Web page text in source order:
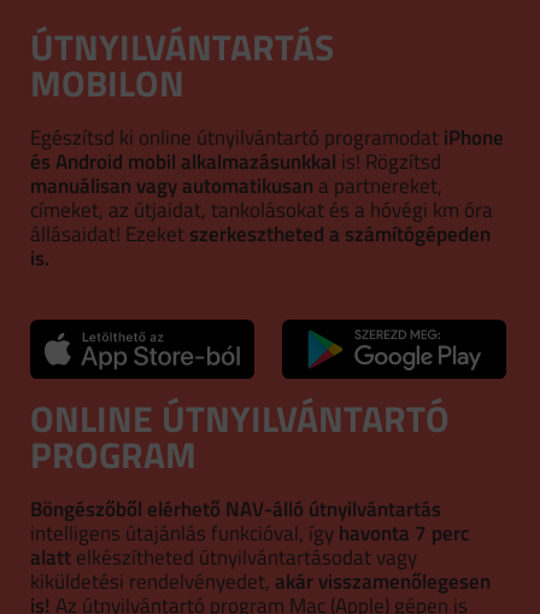
ÚTNYILVÁNTARTÁS
MOBILON
Egészítsd ki online útnyilvántartó programodatiPhone
és Android mobil alkalmazásunkkal is! Rögzítsd
manuálisan vagy automatikusan a partnereket,
címeket, az útjaidat, tankolásokat és a hóvégi km óra
állásaidat! Ezeketszerkesztheted a számítógépeden
is.
ONLINE ÚTNYILVÁNTARTÓ
PROGRAM
Böngészőből elérhető NAV-álló útnyilvántartás
intelligens útajánlás funkcióval, ígyhavonta 7 perc
alattelkészítheted útnyilvántartásodat vagy
kiküldetési rendelvényedet,akár visszamenőlegesen
is! Az útnyilvántartó program Mac (Apple) gépen is